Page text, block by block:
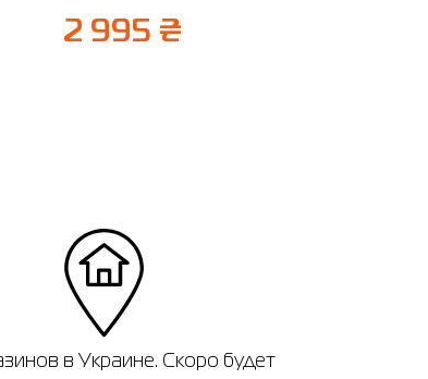
2 995 ₴
в Украине. Скоро будет